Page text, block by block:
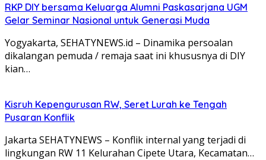
RKP DIY bersama Keluarga Alumni Paskasarjana UGM
Gelar Seminar Nasional untuk Generasi Muda
Yogyakarta, SEHATYNEWS.id – Dinamika persoalan
dikalangan pemuda / remaja saat ini khususnya di DIY
kian…
Kisruh Kepengurusan RW, Seret Lurah ke Tengah
Pusaran Konflik
Jakarta SEHATYNEWS – Konflik internal yang terjadi di
lingkungan RW 11 Kelurahan Cipete Utara, Kecamatan…